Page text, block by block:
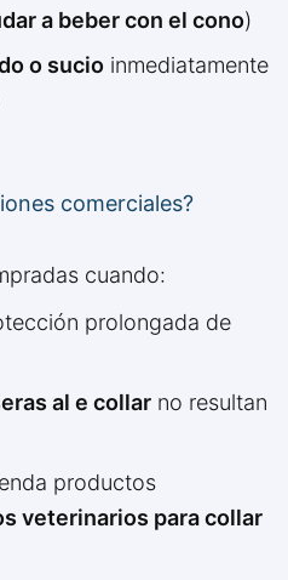
a beber con el cono)
o sucio inmediatamente
comerciales?
cuando:
prolongada de
al e collar no resultan
productos
veterinarios para collar